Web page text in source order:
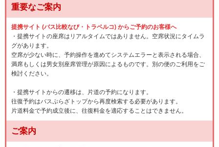
重要なご案内
提携サイト (バス比較なび・トラベルコ) からご予約のお客様へ
・提携サイトの座席はリアルタイムではありません。空席状況にタイムラ
グがあります。
空席が少ない時に、予約操作を進めてシステムエラーと表示される場合、
満席もしくは男女別座席管理が原因によるものです。別の便のご利用をご
検討ください。
・提携サイトからの遷移は、片道の予約になります。
往復予約はバスぷらざトップから再度検索する必要があります。
片道料金で予約成立後に、往復料金を適応することはできません。
ご案内